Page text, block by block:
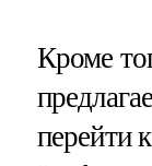
Кроме
перейти